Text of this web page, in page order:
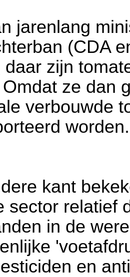
jarenlang
(CDA
daar zijn
ze dan
verbouwde
kant
sector relatief
in de
en